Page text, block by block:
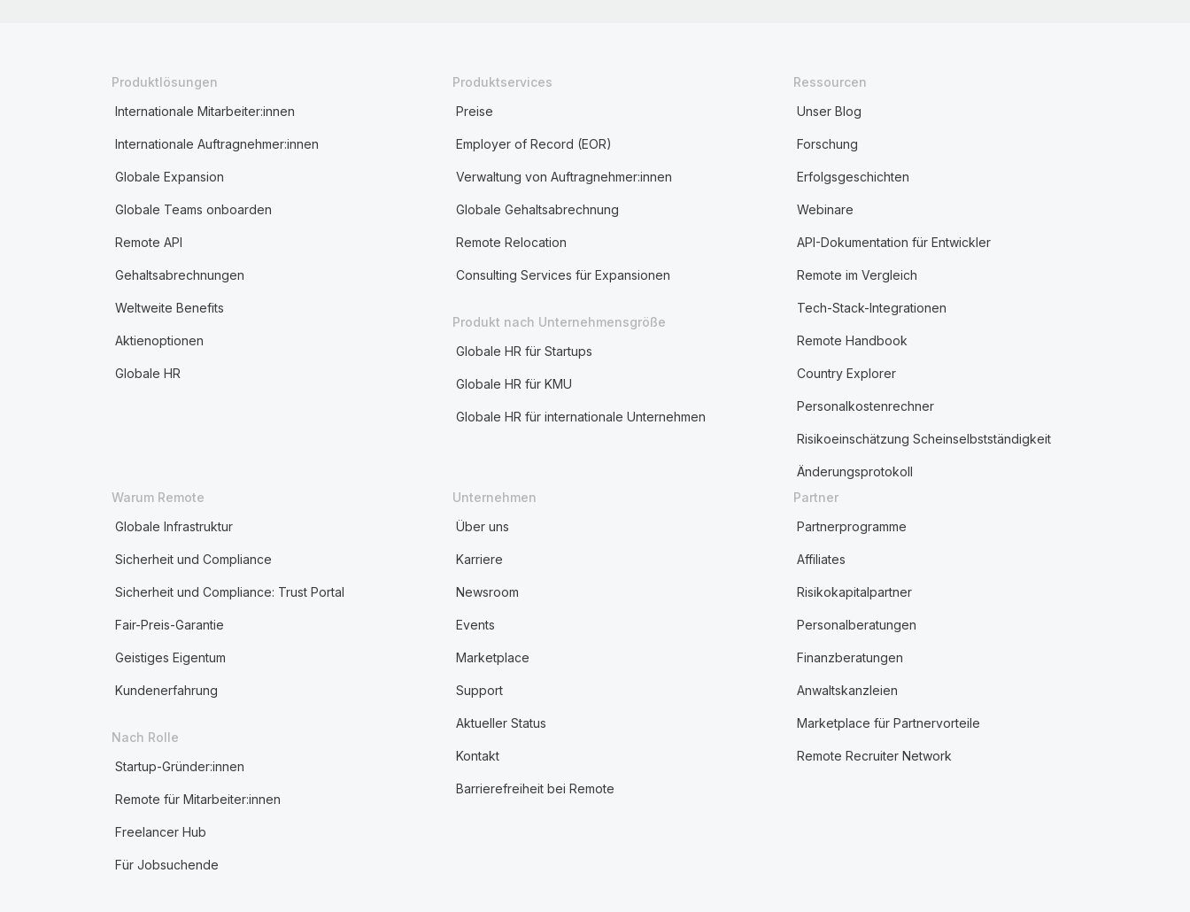
Produktlösungen
Internationale Mitarbeiter:innen
Internationale Auftragnehmer:innen
Globale Expansion
Globale Teams onboarden
Remote API
Gehaltsabrechnungen
Weltweite Benefits
Aktienoptionen
Globale HR
Produktservices
Preise
Employer of Record (EOR)
Verwaltung von Auftragnehmer:innen
Globale Gehaltsabrechnung
Remote Relocation
Consulting Services für Expansionen
Produkt nach Unternehmensgröße
Globale HR für Startups
Globale HR für KMU
Globale HR für internationale Unternehmen
Ressourcen
Unser Blog
Forschung
Erfolgsgeschichten
Webinare
API-Dokumentation für Entwickler
Remote im Vergleich
Tech-Stack-Integrationen
Remote Handbook
Country Explorer
Personalkostenrechner
Risikoeinschätzung Scheinselbstständigkeit
Änderungsprotokoll
Warum Remote
Globale Infrastruktur
Sicherheit und Compliance
Sicherheit und Compliance: Trust Portal
Fair-Preis-Garantie
Geistiges Eigentum
Kundenerfahrung
Nach Rolle
Startup-Gründer:innen
Remote für Mitarbeiter:innen
Freelancer Hub
Für Jobsuchende
Unternehmen
Über uns
Karriere
Newsroom
Events
Marketplace
Support
Aktueller Status
Kontakt
Barrierefreiheit bei Remote
Partner
Partnerprogramme
Affiliates
Risikokapitalpartner
Personalberatungen
Finanzberatungen
Anwaltskanzleien
Marketplace für Partnervorteile
Remote Recruiter Network